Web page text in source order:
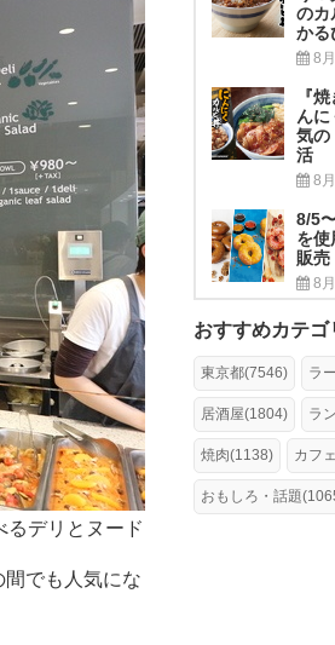
るデリとヌード
でも人気にな
のカ
かる
8
『
ん
気の
活
8
8/5
を使
販売
8
おすすめカテゴ
東京都(7546) ラ
居酒屋(1804) ラ
焼肉(1138) カフ
おもしろ・話題